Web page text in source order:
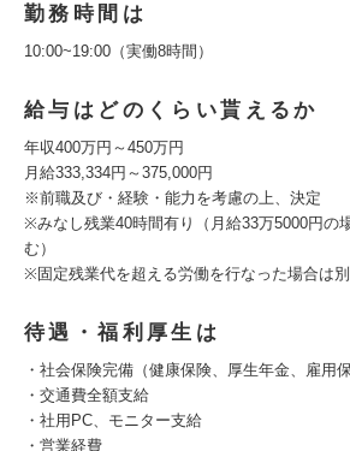
勤務時間は
10:00~19:00（実働8時間）
給与はどのくらい貰えるか
年収400万円～450万円
月給333,334円～375,000円
※前職及び・経験・能力を考慮の上、決定
※みなし残業40時間有り（月給33万5000円の
む）
※固定残業代を超える労働を行なった場合は
待遇・福利厚生は
・社会保険完備（健康保険、厚生年金、雇用
・交通費全額支給
・社用PC、モニター支給
・営業経費